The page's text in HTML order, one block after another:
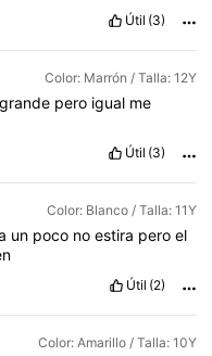
Útil (3)
Color: Marrón / Talla: 12Y
grande pero igual me
Útil (3)
Color: Blanco / Talla: 11Y
un poco no estira pero el
Útil (2)
Color: Amarillo / Talla: 10Y